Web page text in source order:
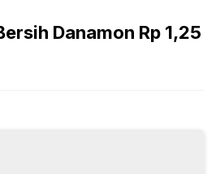
Danamon Rp 1,25